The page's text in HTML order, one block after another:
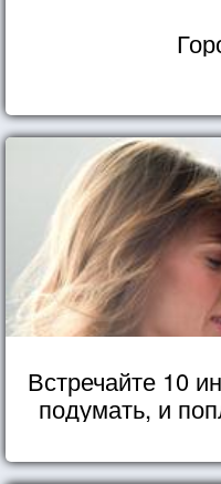
Встречайте 10
подумать, и